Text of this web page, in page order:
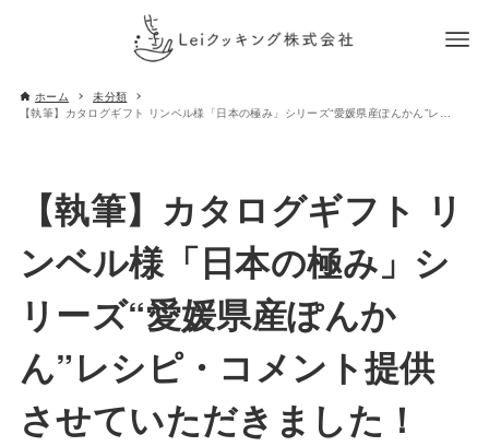
ホーム
未分類
【執筆】カタログギフト リ
ンベル様「日本の極み」シ
リーズ“愛媛県産ぽんか
ん”レシピ・コメント提供
させていただきました！